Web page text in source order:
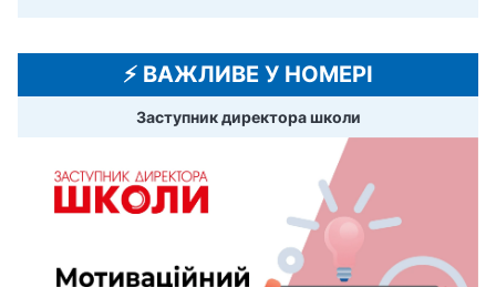
⚡️ ВАЖЛИВЕ У НОМЕРІ
Заступник директора школи